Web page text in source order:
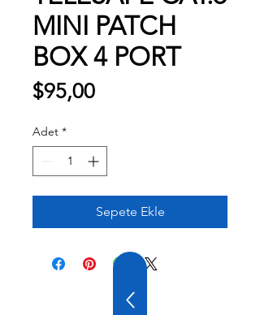
MINI PATCH
BOX 4 PORT
$95,00Fiyat
Adet *
Sepete Ekle